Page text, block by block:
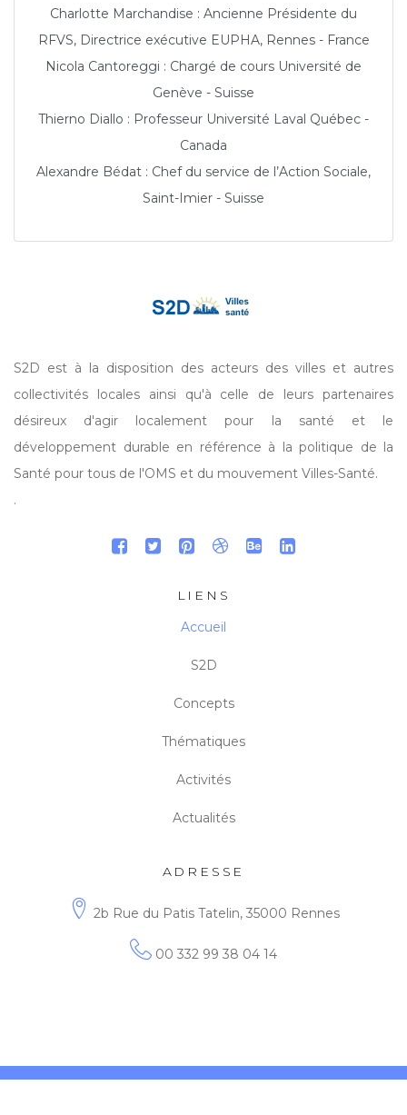
Charlotte Marchandise : Ancienne Présidente du
RFVS, Directrice exécutive EUPHA, Rennes - France
Nicola Cantoreggi : Chargé de cours Université de
Genève - Suisse
Thierno Diallo : Professeur Université Laval Québec -
Canada
Alexandre Bédat : Chef du service de l’Action Sociale,
Saint-Imier - Suisse
S2D est à la disposition des acteurs des villes et autres
collectivités locales ainsi qu'à celle de leurs partenaires
désireux d'agir localement pour la santé et le
développement durable en référence à la politique de la
Santé pour tous de l'OMS et du mouvement Villes-Santé.
.
LIENS
Accueil
S2D
Concepts
Thématiques
Activités
Actualités
ADRESSE
2b Rue du Patis Tatelin, 35000 Rennes
00 332 99 38 04 14